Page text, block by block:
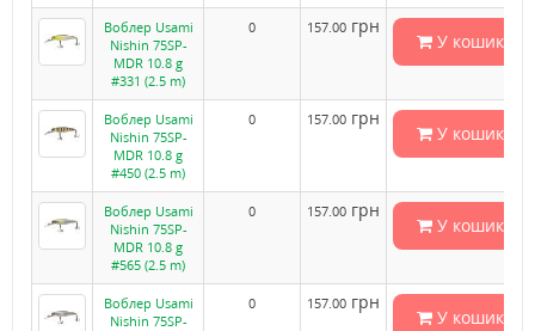
Воблер Usami
Nishin 75SP-
MDR 10.8 g
#331 (2.5 m)
0 157.00 грн
У кошик
Воблер Usami
Nishin 75SP-
MDR 10.8 g
#450 (2.5 m)
0 157.00 грн
У кошик
Воблер Usami
Nishin 75SP-
MDR 10.8 g
#565 (2.5 m)
0 157.00 грн
У кошик
Воблер Usami
Nishin 75SP-
0 157.00 грн
У кошик